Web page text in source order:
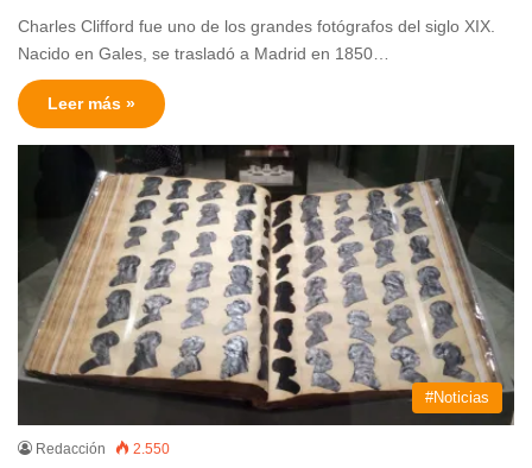
Charles Clifford fue uno de los grandes fotógrafos del siglo XIX.
Nacido en Gales, se trasladó a Madrid en 1850…
Leer más »
#Noticias
Redacción 2.550